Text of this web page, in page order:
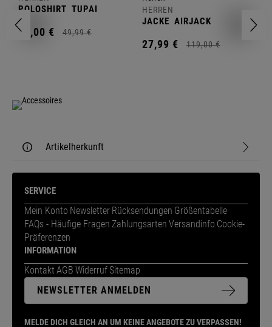
POLOSHIRT TUPAI
11,00 € 49,99 €
HERREN
JACKE AIRJACK
27,99 € 119,00 €
Artikelherkunft
SERVICE
Mein Konto Newsletter Rücksendungen Größentabelle
FAQs - Häufige Fragen Zahlungsarten Versandinfo Cookie-
Präferenzen
INFORMATION
Kontakt AGB Widerruf Sitemap
NEWSLETTER ANMELDEN
MELDE DICH GLEICH AN UM KEINE ANGEBOTE ZU VERPASSEN!